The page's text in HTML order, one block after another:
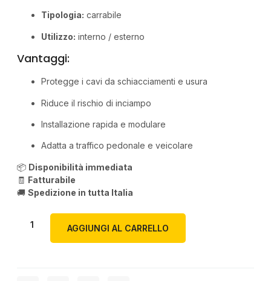
Tipologia: carrabile
Utilizzo: interno / esterno
Vantaggi:
Protegge i cavi da schiacciamenti e usura
Riduce il rischio di inciampo
Installazione rapida e modulare
Adatta a traffico pedonale e veicolare
📦 Disponibilità immediata
🧾 Fatturabile
🚚 Spedizione in tutta Italia
AGGIUNGI AL CARRELLO